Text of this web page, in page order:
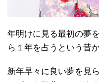
年明けに見る最初の夢
ら１年を占うという昔
新年早々に良い夢を見